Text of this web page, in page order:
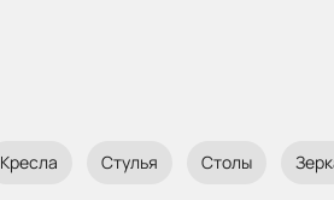
Кресла Стулья Столы